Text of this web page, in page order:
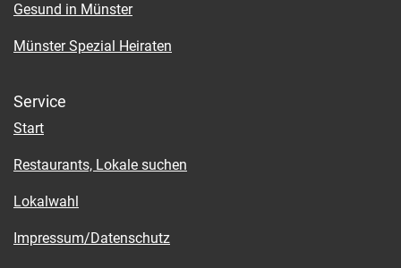
Gesund in Münster
Münster Spezial Heiraten
Service
Start
Restaurants, Lokale suchen
Lokalwahl
Impressum/Datenschutz